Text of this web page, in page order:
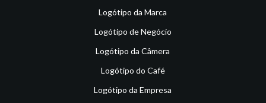
Logótipo da Marca
Logótipo de Negócio
Logótipo da Câmera
Logótipo do Café
Logótipo da Empresa